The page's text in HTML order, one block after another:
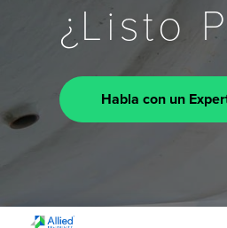
¿Listo
Habla con un